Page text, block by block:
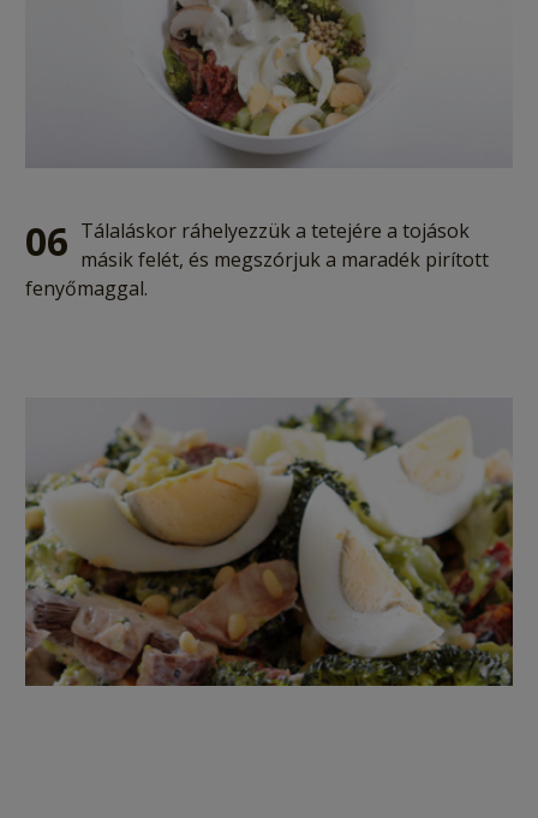
06 Tálaláskor ráhelyezzük a tetejére a tojások
másik felét, és megszórjuk a maradék pirított
fenyőmaggal.